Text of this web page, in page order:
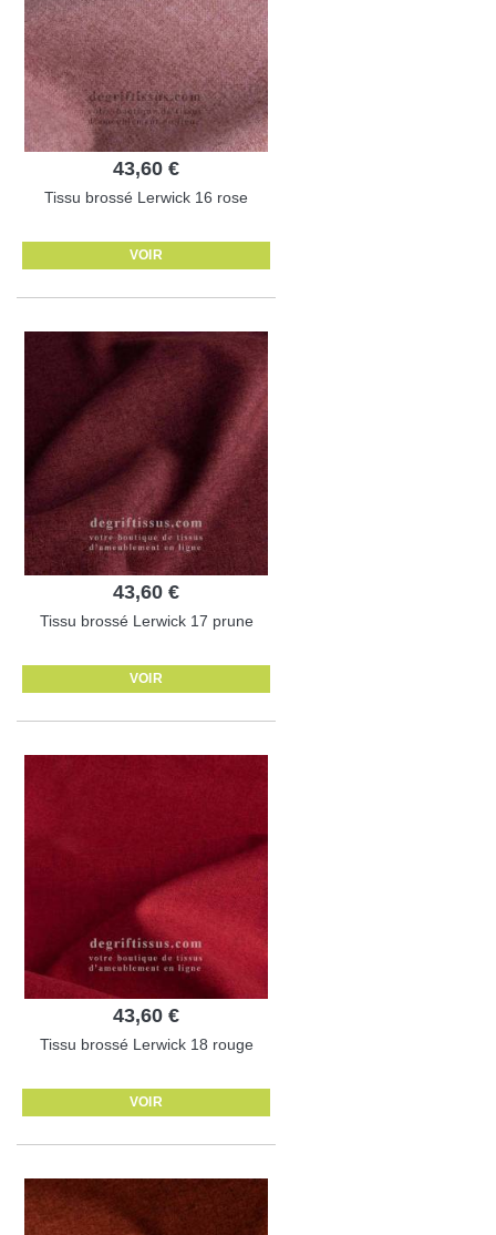
43,60 €
Tissu brossé Lerwick 16 rose
VOIR
43,60 €
Tissu brossé Lerwick 17 prune
VOIR
43,60 €
Tissu brossé Lerwick 18 rouge
VOIR